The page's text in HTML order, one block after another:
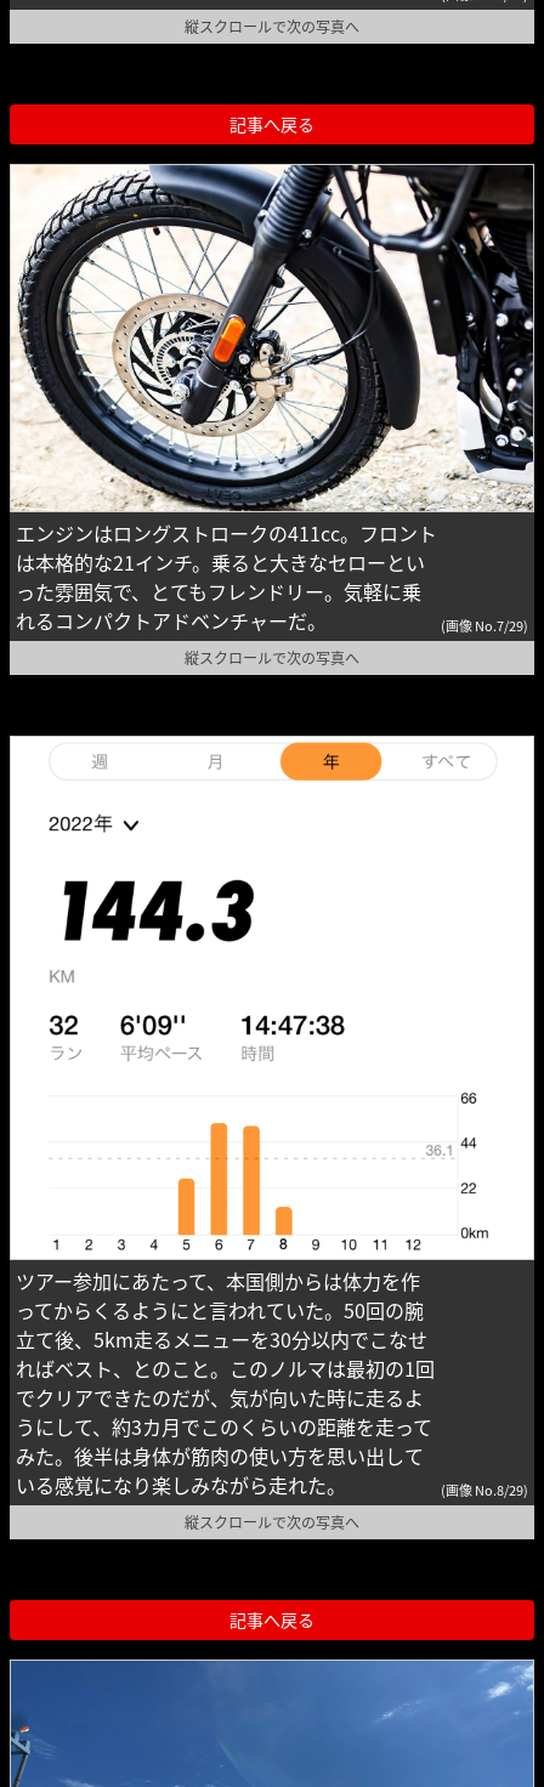
縦スクロールで次の写真へ
記事へ戻る
エンジンはロングストロークの411cc。フロント
は本格的な21インチ。乗ると大きなセローとい
った雰囲気で、とてもフレンドリー。気軽に乗
れるコンパクトアドベンチャーだ。
(画像 No.7/29)
縦スクロールで次の写真へ
ツアー参加にあたって、本国側からは体力を作
ってからくるようにと言われていた。50回の腕
立て後、5km走るメニューを30分以内でこなせ
ればベスト、とのこと。このノルマは最初の1回
でクリアできたのだが、気が向いた時に走るよ
うにして、約3カ月でこのくらいの距離を走って
みた。後半は身体が筋肉の使い方を思い出して
いる感覚になり楽しみながら走れた。
(画像 No.8/29)
縦スクロールで次の写真へ
記事へ戻る